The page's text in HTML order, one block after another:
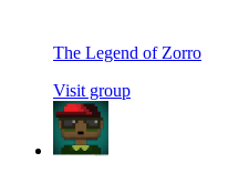
The Legend of Zorro
Visit group